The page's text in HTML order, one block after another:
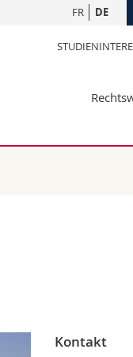
FR DE
Kontakt